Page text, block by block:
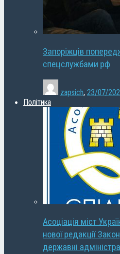
Запоріжців
спецслужбами рф
zapsich, 23/07/
Політика
Асоціація міст
нової редакції
державні